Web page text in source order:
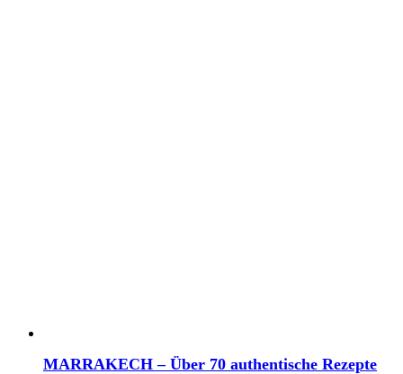
MARRAKECH – Über 70 authentische Rezepte